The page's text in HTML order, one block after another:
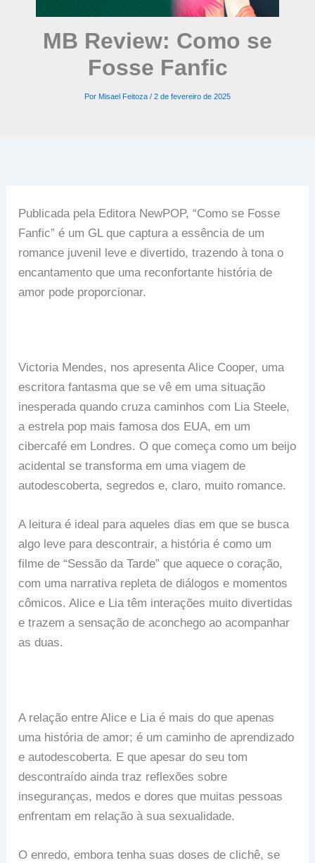
MB Review: Como se
Fosse Fanfic
Por Misael Feitoza / 2 de fevereiro de 2025
Publicada pela Editora NewPOP, “Como se Fosse
Fanfic” é um GL que captura a essência de um
romance juvenil leve e divertido, trazendo à tona o
encantamento que uma reconfortante história de
amor pode proporcionar.
Victoria Mendes, nos apresenta Alice Cooper, uma
escritora fantasma que se vê em uma situação
inesperada quando cruza caminhos com Lia Steele,
a estrela pop mais famosa dos EUA, em um
cibercafé em Londres. O que começa como um beijo
acidental se transforma em uma viagem de
autodescoberta, segredos e, claro, muito romance.
A leitura é ideal para aqueles dias em que se busca
algo leve para descontrair, a história é como um
filme de “Sessão da Tarde” que aquece o coração,
com uma narrativa repleta de diálogos e momentos
cômicos. Alice e Lia têm interações muito divertidas
e trazem a sensação de aconchego ao acompanhar
as duas.
A relação entre Alice e Lia é mais do que apenas
uma história de amor; é um caminho de aprendizado
e autodescoberta. E que apesar do seu tom
descontraído ainda traz reflexões sobre
inseguranças, medos e dores que muitas pessoas
enfrentam em relação à sua sexualidade.
O enredo, embora tenha suas doses de clichê, se